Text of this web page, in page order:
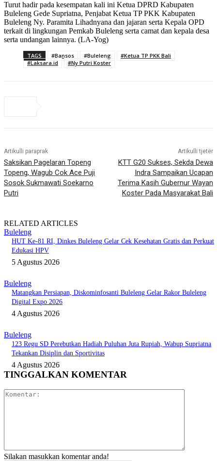
Turut hadir pada kesempatan kali ini Ketua DPRD Kabupaten
Buleleng Gede Supriatna, Penjabat Ketua TP PKK Kabupaten
Buleleng Ny. Paramita Lihadnyana dan jajaran serta Kepala OPD
terkait di lingkungan Pemkab Buleleng serta camat dan kepala desa
serta undangan lainnya. (LA-Yog)
TAGS #Bansos #Buleleng
#Ketua TP PKK Bali
#Laksara.id
#Ny Putri Koster
Artikulli paraprak
Saksikan Pagelaran Topeng
Topeng, Wagub Cok Ace Puji
Sosok Sukmawati Soekarno
Putri
Artikulli tjetër
KTT G20 Sukses, Sekda Dewa
Indra Sampaikan Ucapan
Terima Kasih Gubernur Wayan
Koster Pada Masyarakat Bali
RELATED ARTICLES
Buleleng
HUT Ke-81 RI, Dinkes Buleleng Gelar Cek Kesehatan Gratis dan Perkuat
Edukasi HPV
5 Agustus 2026
Buleleng
Matangkan Persiapan, Diskominfosanti Buleleng Gelar Rakor Buleleng
Digital Expo 2026
4 Agustus 2026
Buleleng
123 Regu SD Perebutkan Hadiah Puluhan Juta Rupiah, Wabup Supriatna
Tekankan Disiplin dan Sportivitas
4 Agustus 2026
TINGGALKAN KOMENTAR
Silakan masukkan komentar anda!